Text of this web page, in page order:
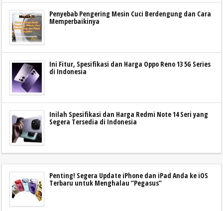
Penyebab Pengering Mesin Cuci Berdengung dan Cara
Memperbaikinya
Ini Fitur, Spesifikasi dan Harga Oppo Reno 13 5G Series
di Indonesia
Inilah Spesifikasi dan Harga Redmi Note 14 Seri yang
Segera Tersedia di Indonesia
Penting! Segera Update iPhone dan iPad Anda ke iOS
Terbaru untuk Menghalau “Pegasus”